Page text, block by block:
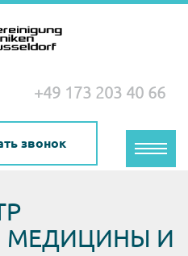
+49 173 203 40 66
звонок
Toggle
МЕДИЦИНЫ И